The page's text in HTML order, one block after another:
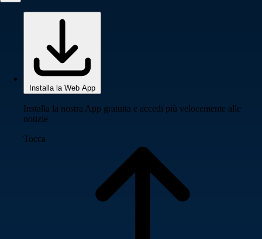
Installa la Web App
Installa la nostra App gratuita e accedi più velocemente alle
notizie
Tocca